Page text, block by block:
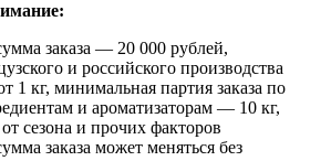
заказа — 20 000 рублей,
и российского производства
1 кг, минимальная партия заказа по
и ароматизаторам — 10 кг,
сезона и прочих факторов
заказа может меняться без